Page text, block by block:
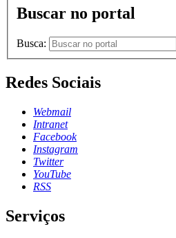
Buscar no portal
Busca:
Redes Sociais
Webmail
Intranet
Facebook
Instagram
Twitter
YouTube
RSS
Serviços